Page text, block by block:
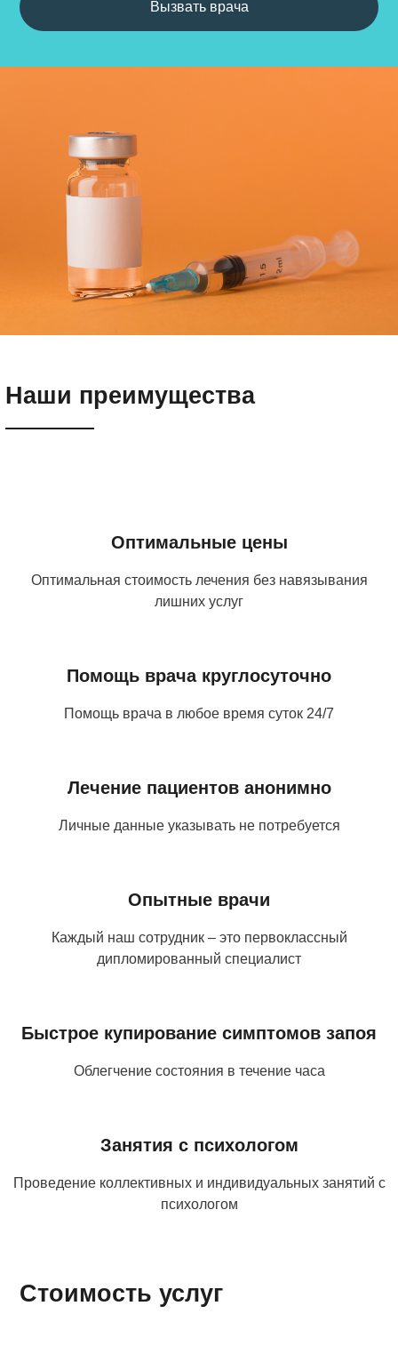
Вызвать врача
Наши преимущества
Оптимальные цены
Оптимальная стоимость лечения без навязывания
лишних услуг
Помощь врача круглосуточно
Помощь врача в любое время суток 24/7
Лечение пациентов анонимно
Личные данные указывать не потребуется
Опытные врачи
Каждый наш сотрудник – это первоклассный
дипломированный специалист
Быстрое купирование симптомов запоя
Облегчение состояния в течение часа
Занятия с психологом
Проведение коллективных и индивидуальных занятий с
психологом
Стоимость услуг